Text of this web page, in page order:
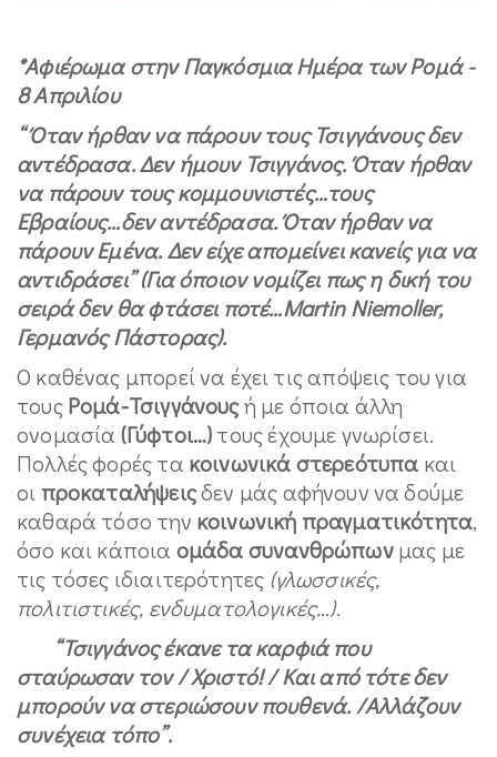
*Αφιέρωμα στην Παγκόσμια Ημέρα των Ρομά -
8 Απριλίου
“ Όταν ήρθαν να πάρουν τους Τσιγγάνους δεν
αντέδρασα. Δεν ήμουν Τσιγγάνος. Όταν ήρθαν
να πάρουν τους κομμουνιστές…τους
Εβραίους…δεν αντέδρασα. Όταν ήρθαν να
πάρουν Εμένα. Δεν είχε απομείνει κανείς για να
αντιδράσει”(Για όποιον νομίζει πως η δική του
σειρά δεν θα φτάσει ποτέ…Martin Niemoller,
Γερμανός Πάστορας).
Ο καθένας μπορεί να έχει τις απόψεις του για
τουςΡομά-Τσιγγάνουςή με όποια άλλη
ονομασία (Γύφτοι…)τους έχουμε γνωρίσει.
Πολλές φορές τα κοινωνικά στερεότυπα και
οι προκαταλήψειςδεν μάς αφήνουν να δούμε
καθαρά τόσο την κοινωνική πραγματικότητα,
όσο και κάποια ομάδα συνανθρώπωνμας με
τις τόσες ιδιαιτερότητες (γλωσσικές,
πολιτιστικές, ενδυματολογικές…).
“Τσιγγάνος έκανε τα καρφιά που
σταύρωσαν τον / Χριστό! / Και από τότε δεν
μπορούν να στεριώσουν πουθενά. /Αλλάζουν
συνέχεια τόπο”.